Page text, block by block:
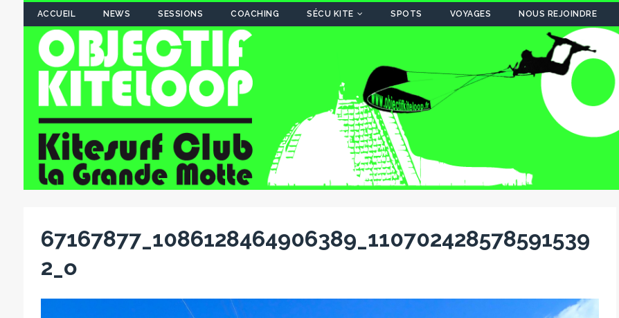
ACCUEIL NEWS SESSIONS COACHING SÉCU KITE SPOTS VOYAGES NOUS REJOINDRE
67167877_1086128464906389_110702428578591539
2_o